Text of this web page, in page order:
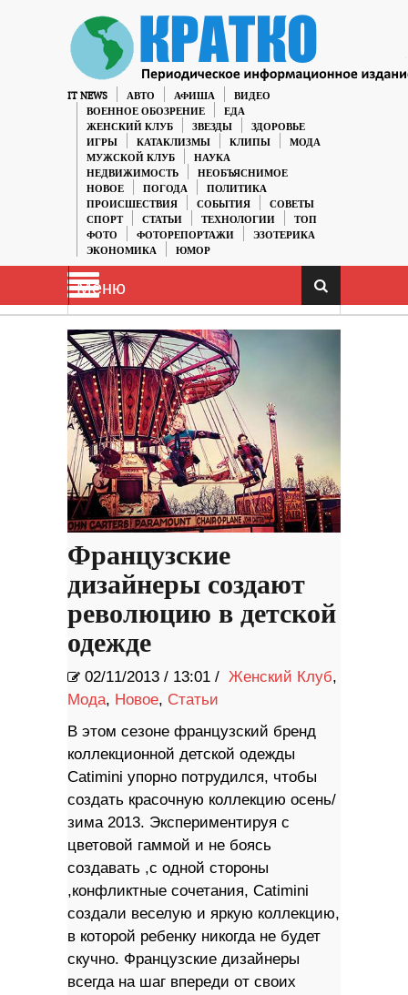
IT NEWS АВТО АФИША
ВИДЕО
ВОЕННОЕ ОБОЗРЕНИЕ
ЕДА
ЖЕНСКИЙ КЛУБ
ЗВЕЗДЫ
ЗДОРОВЬЕ
ИГРЫ
КАТАКЛИЗМЫ КЛИПЫ
МОДА
МУЖСКОЙ КЛУБ
НАУКА
НЕДВИЖИМОСТЬ
НЕОБЪЯСНИМОЕ
НОВОЕ
ПОГОДА
ПОЛИТИКА
ПРОИСШЕСТВИЯ
СОБЫТИЯ
СОВЕТЫ
СПОРТ
СТАТЬИ ТЕХНОЛОГИИ
ТОП
ФОТО
ФОТОРЕПОРТАЖИ
ЭЗОТЕРИКА
ЭКОНОМИКА
ЮМОР
Меню
Французские
дизайнеры создают
революцию в детской
одежде
02/11/2013 / 13:01 / Женский Клуб,
Мода, Новое, Статьи
В этом сезоне французский бренд
коллекционной детской одежды
Catimini упорно потрудился, чтобы
создать красочную коллекцию осень/
зима 2013. Экспериментируя с
цветовой гаммой и не боясь
создавать ,с одной стороны
,конфликтные сочетания, Catimini
создали веселую и яркую коллекцию,
в которой ребенку никогда не будет
скучно. Французские дизайнеры
всегда на шаг впереди от своих